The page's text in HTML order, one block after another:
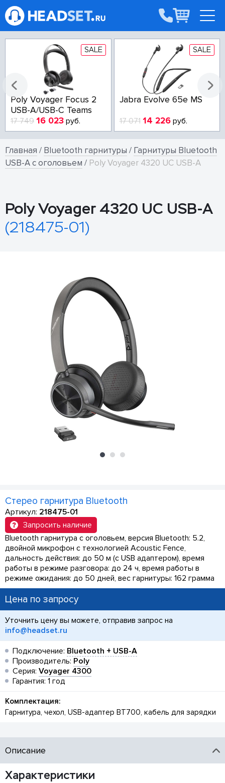
SALE
Poly Voyager Focus 2
USB-A/USB-C Teams
17 749 16 023 руб.
SALE
Jabra Evolve 65e MS
17 071 14 226руб.
Главная / Bluetooth гарнитуры / Гарнитуры Bluetooth
USB-A с оголовьем / Poly Voyager 4320 UC USB-A
Poly Voyager 4320 UC USB-A
(218475-01)
Стерео гарнитура Bluetooth
Артикул: 218475-01
Запросить наличие
Bluetooth гарнитура с оголовьем, версия Bluetooth: 5.2,
двойной микрофон с технологией Acoustic Fence,
дальность действия: до 50 м (с USB адаптером), время
работы в режиме разговора: до 24 ч, время работы в
режиме ожидания: до 50 дней, вес гарнитуры: 162 грамма
Цена по запросу
Уточнить цену вы можете, отправив запрос на
info@headset.ru
Подключение: Bluetooth + USB-A
Производитель: Poly
Серия: Voyager 4300
Гарантия: 1 год
Комплектация:
Гарнитура, чехол, USB-адаптер BT700, кабель для зарядки
Описание
Характеристики